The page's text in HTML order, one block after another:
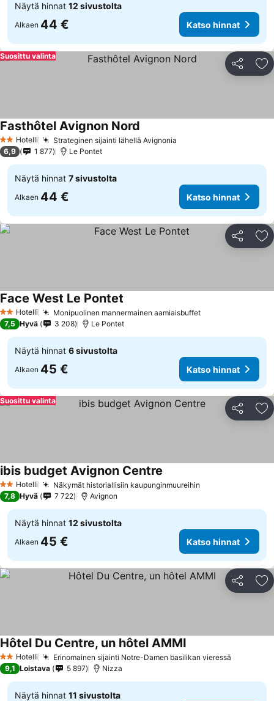
Näytä hinnat 12 sivustolta
Alkaen 44 € Katso hinnat
Jaa
Suosittu valinta
2 Tähtiluokitus
Hotelli Strateginen sijainti lähellä Avignonia
Fasthôtel Avignon Nord
6,9 1 877 Le Pontet
Näytä hinnat 7 sivustolta
Alkaen 44 € Katso hinnat
Jaa
2 Tähtiluokitus
Hotelli Monipuolinen mannermainen aamiaisbuffetKatso hinnat
Face West Le Pontet
7,5 Hyvä 3 208 Le Pontet
Näytä hinnat 6 sivustolta
Alkaen 45 € Katso hinnat
Jaa
Suosittu valinta
2 Tähtiluokitus
Hotelli Näkymät historiallisiin kaupunginmuureihin
ibis budget Avignon Centre
7,8 Hyvä 7 722 Avignon
Näytä hinnat 12 sivustolta
Alkaen 45 € Katso hinnat
Jaa
2 Tähtiluokitus
Hotelli Erinomainen sijainti Notre-Damen basilikan vieressä
Hôtel Du Centre, un hôtel AMMI
9,1 Loistava 5 897 Nizza
Näytä hinnat 11 sivustolta